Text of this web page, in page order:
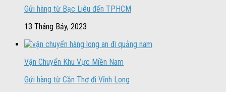
Gửi hàng từ Bạc Liêu đến TPHCM
13 Tháng Bảy, 2023
Vận Chuyển Khu Vực Miền Nam
Gửi hàng từ Cần Thơ đi Vĩnh Long